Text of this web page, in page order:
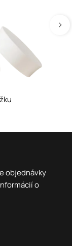
objednávky
o